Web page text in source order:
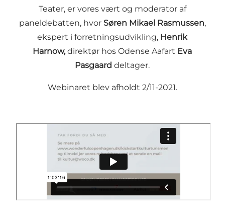
Teater, er vores vært og moderator af
paneldebatten, hvor Søren Mikael Rasmussen,
ekspert i forretningsudvikling, Henrik
Harnow,direktør hos Odense Aafart Eva
Pasgaarddeltager.
Webinaret blev afholdt 2/11-2021.